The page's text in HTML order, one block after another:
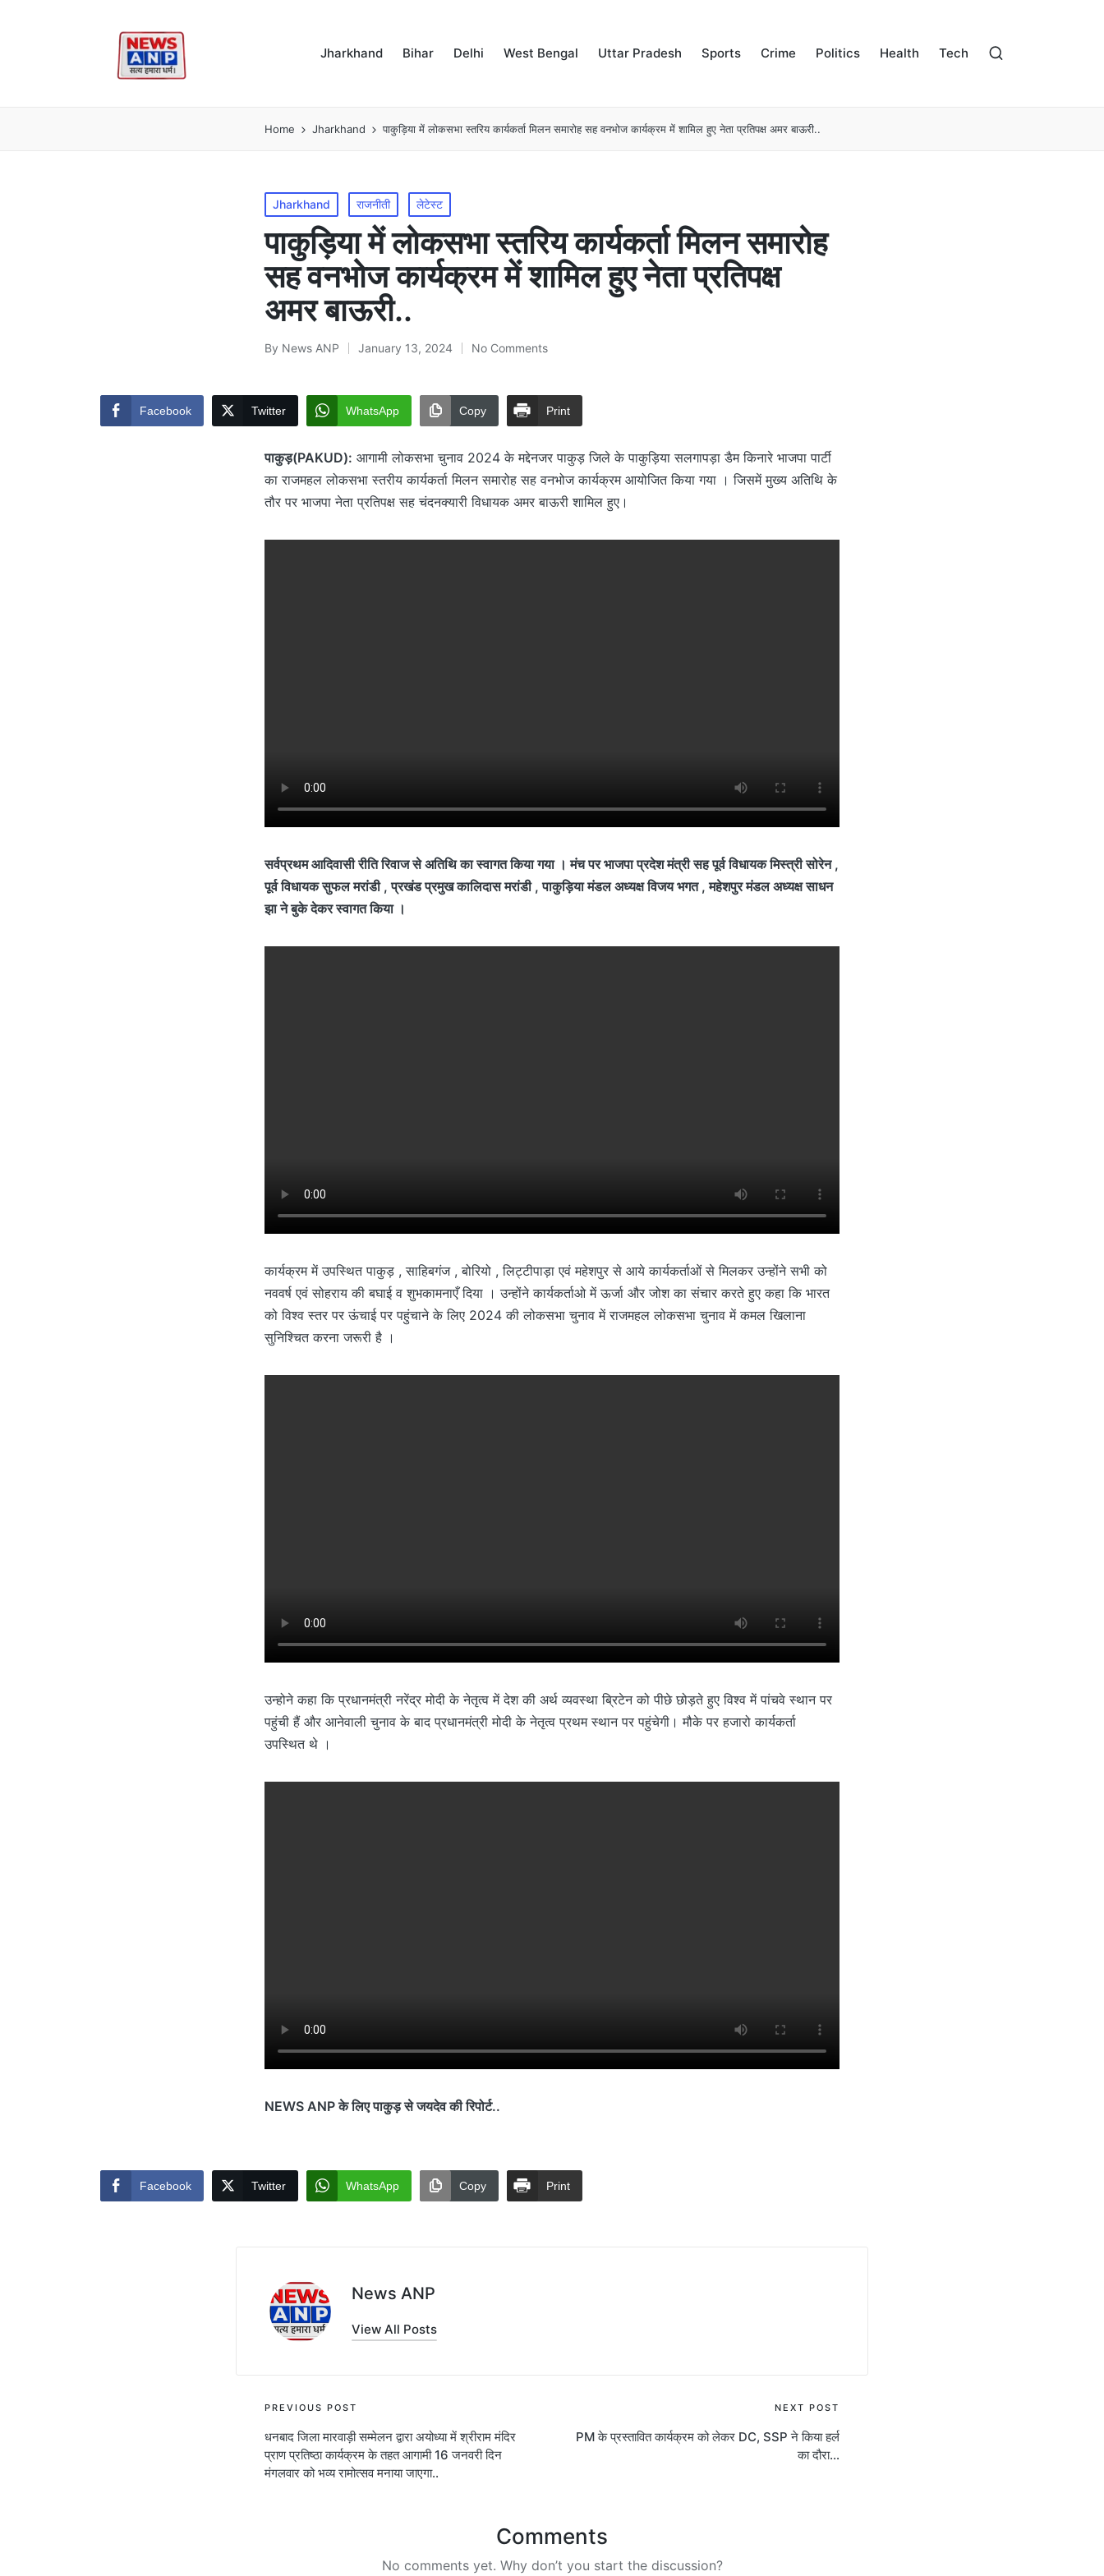
Jharkhand Bihar Delhi West Bengal Uttar Pradesh Sports Crime Politics Health Tech
Home Jharkhand पाकुड़िया में लोकसभा स्तरिय कार्यकर्ता मिलन समारोह सह वनभोज कार्यक्रम में शामिल हुए नेता प्रतिपक्ष अमर बाऊरी..
Posted
in
Jharkhand राजनीती लेटेस्ट
पाकुड़िया में लोकसभा स्तरिय कार्यकर्ता मिलन समारोह
सह वनभोज कार्यक्रम में शामिल हुए नेता प्रतिपक्ष
अमर बाऊरी..
Posted
By News ANP January 13, 2024 No Comments
Facebook Twitter WhatsApp Copy Print
पाकुड़(PAKUD): आगामी लोकसभा चुनाव 2024 के मद्देनजर पाकुड़ जिले के पाकुड़िया सलगापड़ा डैम किनारे भाजपा पार्टी
का राजमहल लोकसभा स्तरीय कार्यकर्ता मिलन समारोह सह वनभोज कार्यक्रम आयोजित किया गया । जिसमें मुख्य अतिथि के
तौर पर भाजपा नेता प्रतिपक्ष सह चंदनक्यारी विधायक अमर बाऊरी शामिल हुए।
सर्वप्रथम आदिवासी रीति रिवाज से अतिथि का स्वागत किया गया । मंच पर भाजपा प्रदेश मंत्री सह पूर्व विधायक मिस्त्री सोरेन ,
पूर्व विधायक सुफल मरांडी , प्रखंड प्रमुख कालिदास मरांडी , पाकुड़िया मंडल अध्यक्ष विजय भगत , महेशपुर मंडल अध्यक्ष साधन
झा ने बुके देकर स्वागत किया ।
कार्यक्रम में उपस्थित‎ पाकुड़ , साहिबगंज , बोरियो , लिट्टीपाड़ा एवं महेशपुर से आये कार्यकर्ता‎ओं से मिलकर उन्होंने सभी को
नववर्ष एवं सोहराय की बघाई व शुभकामनाएँ दिया । उन्होंने कार्यकर्ताओ में ऊर्जा और जोश का संचार करते हुए कहा कि भारत
को विश्व स्तर पर ऊंचाई पर पहुंचाने के लिए 2024 की लोकसभा चुनाव में राजमहल लोकसभा चुनाव में कमल खिलाना
सुनिश्चित करना जरूरी है ।
उन्होने कहा कि प्रधानमंत्री नरेंद्र मोदी के नेतृत्व में देश की अर्थ व्यवस्था ब्रिटेन को पीछे छोड़ते हुए विश्व में पांचवे स्थान पर
पहुंची हैं और आनेवाली चुनाव के बाद प्रधानमंत्री मोदी के नेतृत्व प्रथम स्थान पर पहुंचेगी। मौके पर हजारो कार्यकर्ता
उपस्थित थे ।
NEWS ANP के लिए पाकुड़ से जयदेव की रिपोर्ट..
Facebook Twitter WhatsApp Copy Print
News ANP
View All Posts
Post
navigation
PREVIOUS POST
धनबाद जिला मारवाड़ी सम्मेलन द्वारा अयोध्या में श्रीराम मंदिर
प्राण प्रतिष्ठा कार्यक्रम के तहत आगामी 16 जनवरी दिन
मंगलवार को भव्य रामोत्सव मनाया जाएगा..
NEXT POST
PM के प्रस्तावित कार्यक्रम को लेकर DC, SSP ने किया हर्ल
का दौरा…
Comments
No comments yet. Why don’t you start the discussion?